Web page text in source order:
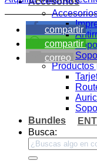
Productos
Bundles
Busca:
compartir
compartir
correo